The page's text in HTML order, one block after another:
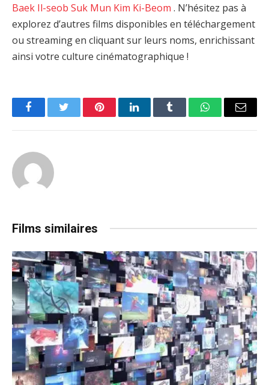
Baek Il-seob Suk Mun Kim Ki-Beom . N’hésitez pas à
explorez d’autres films disponibles en téléchargement
ou streaming en cliquant sur leurs noms, enrichissant
ainsi votre culture cinématographique !
FacebookTwitter PinterestLinkedInTumblr WhatsAppEmail
Films similaires